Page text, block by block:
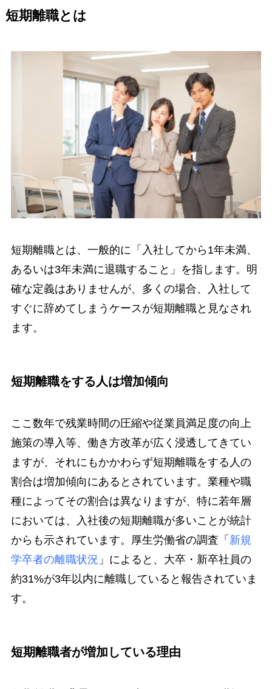
短期離職とは
短期離職とは、一般的に「入社してから1年未満、
あるいは3年未満に退職すること」を指します。明
確な定義はありませんが、多くの場合、入社して
すぐに辞めてしまうケースが短期離職と見なされ
ます。
短期離職をする人は増加傾向
ここ数年で残業時間の圧縮や従業員満足度の向上
施策の導入等、働き方改革が広く浸透してきてい
ますが、それにもかかわらず短期離職をする人の
割合は増加傾向にあるとされています。業種や職
種によってその割合は異なりますが、特に若年層
においては、入社後の短期離職が多いことが統計
からも示されています。厚生労働省の調査「 新規
学卒者の離職状況 」によると、大卒・新卒社員の
約31%が3年以内に離職していると報告されていま
す。
短期離職者が増加している理由